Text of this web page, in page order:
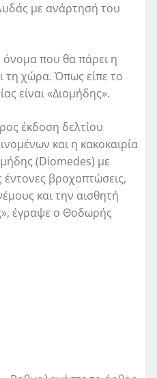
με ανάρτησή του
όνομα που θα πάρει η
τη χώρα. Όπως είπε το
είναι «Διομήδης».
έκδοση δελτίου
και η κακοκαιρία
(Diomedes) με
έντονες βροχοπτώσεις,
και την αισθητή
έγραψε ο Θοδωρής